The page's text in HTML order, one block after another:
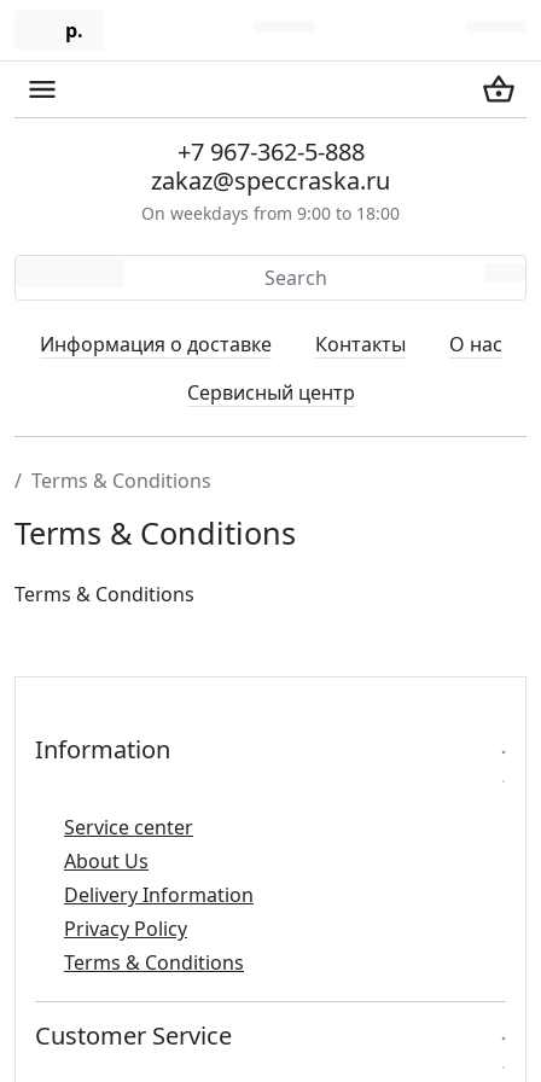
р.
+7 967-362-5-888
zakaz@speccraska.ru
On weekdays from 9:00 to 18:00
Информация о доставке Контакты
О нас
Сервисный центр
Terms & Conditions
Terms & Conditions
Terms & Conditions
Information
Service center
About Us
Delivery Information
Privacy Policy
Terms & Conditions
Customer Service